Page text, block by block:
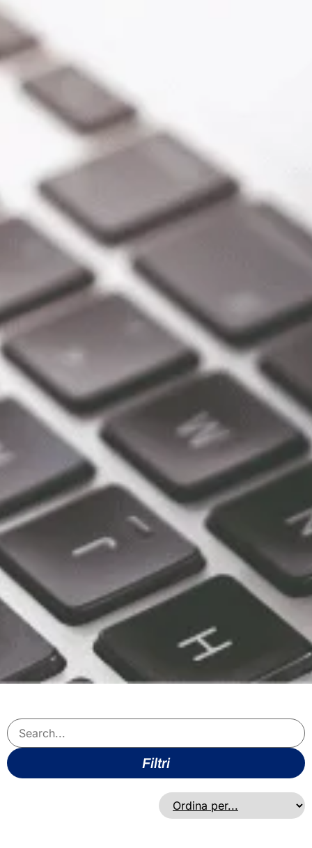
Filtri